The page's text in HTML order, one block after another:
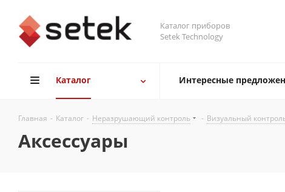
Каталог приборов
Setek Technology
Каталог Интересные
Главная - Каталог - Неразрушающий контроль - Визуальный
Аксессуары